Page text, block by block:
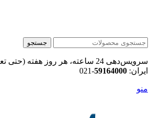
جستجو
سرویس‌دهی 24 ساعته، هر روز هفته
ایران: 59164000
-021
منو